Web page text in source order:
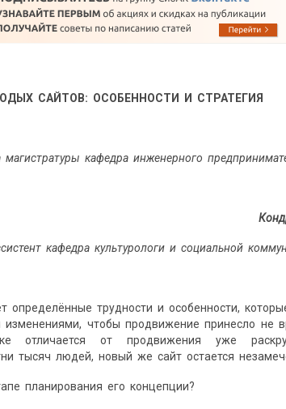
САЙТОВ: ОСОБЕННОСТИ И СТРАТЕГИЯ
магистратуры кафедра инженерного
кафедра культурологи и социальной
трудности и особенности,
чтобы продвижение принесло не
от продвижения уже
тысяч людей, новый же сайт остается
планирования его концепции?